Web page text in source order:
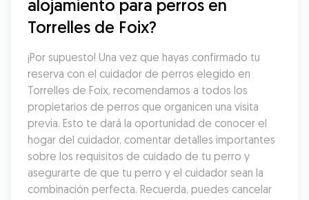
alojamiento para perros en
Torrelles de Foix?
¡Por supuesto! Una vez que hayas confirmado tu
reserva con el cuidador de perros elegido en
Torrelles de Foix, recomendamos a todos los
propietarios de perros que organicen una visita
previa. Esto te dará la oportunidad de conocer el
hogar del cuidador, comentar detalles importantes
sobre los requisitos de cuidado de tu perro y
asegurarte de que tu perro y el cuidador sean la
combinación perfecta. Recuerda, puedes cancelar